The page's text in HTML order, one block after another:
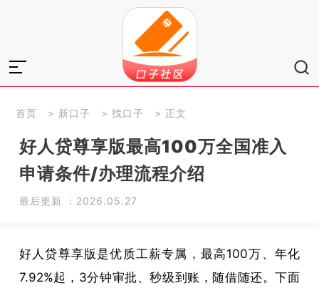
首页 > 新口子 > 找口子 > 正文
好人贷尊享版最高100万全国准入
申请条件/办理流程介绍
最后更新 ：2026.05.27
好人贷尊享版是优质工薪专属，最高100万、年化
7.92%起，3分钟审批、秒级到账，随借随还。下面